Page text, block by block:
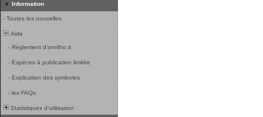
Information
- Toutes les nouvelles
Aide
- Réglement d'ornitho.it
- Espèces à publication limitée
- Explication des symboles
- les FAQs
Statistiques d'utilisation